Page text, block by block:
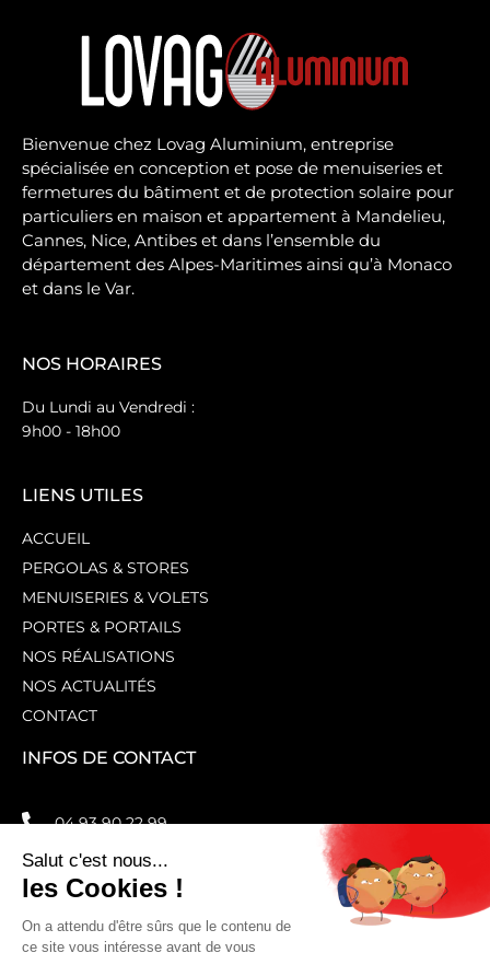
Bienvenue chez Lovag Aluminium, entreprise
spécialisée en conception et pose de menuiseries et
fermetures du bâtiment et de protection solaire pour
particuliers en maison et appartement à Mandelieu,
Cannes, Nice, Antibes et dans l’ensemble du
département des Alpes-Maritimes ainsi qu’à Monaco
et dans le Var.
NOS HORAIRES
Du Lundi au Vendredi :
9h00 - 18h00
LIENS UTILES
ACCUEIL
PERGOLAS & STORES
MENUISERIES & VOLETS
PORTES & PORTAILS
NOS RÉALISATIONS
NOS ACTUALITÉS
CONTACT
INFOS DE CONTACT
04 93 90 22 99
contact@lovag.fr
Z.I, Rdpt de la Canardiere, 06210 Mandelieu-la-
Napoule
F
I